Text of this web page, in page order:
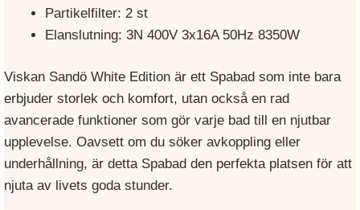
Partikelfilter: 2 st
Elanslutning: 3N 400V 3x16A 50Hz 8350W
Viskan Sandö White Edition är ett Spabad som inte bara
erbjuder storlek och komfort, utan också en rad
avancerade funktioner som gör varje bad till en njutbar
upplevelse. Oavsett om du söker avkoppling eller
underhållning, är detta Spabad den perfekta platsen för att
njuta av livets goda stunder.